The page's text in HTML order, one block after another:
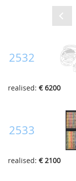
2532
realised: € 6200
2533
realised: € 2100